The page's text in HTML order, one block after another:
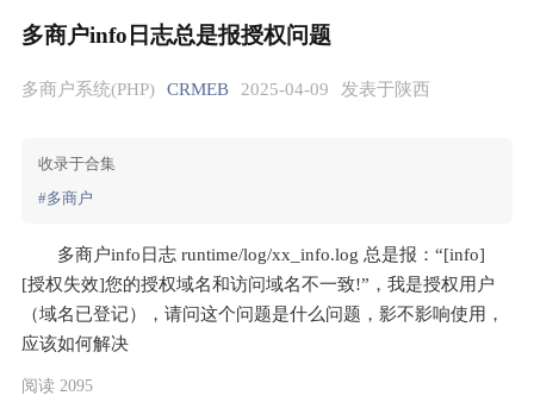
多商户info日志总是报授权问题
多商户系统(PHP) CRMEB 2025-04-09 发表于陕西
收录于合集
#多商户
多商户info日志 runtime/log/xx_info.log 总是报：“[info]
[授权失效]您的授权域名和访问域名不一致!”，我是授权用户
（域名已登记），请问这个问题是什么问题，影不影响使用，
应该如何解决
阅读 2095